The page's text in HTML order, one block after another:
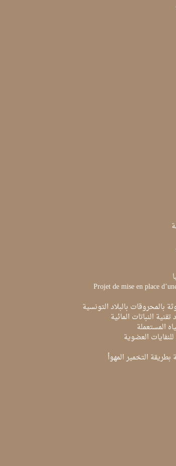
Projet de mise en place
بالمحروقات بالبلاد التونسية
النباتات المائية
المستعملة
العضوية
التخمير المهوأ